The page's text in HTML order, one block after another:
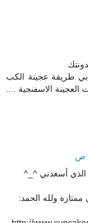
طريقة عجينة الكب
الاسفنجية ....
أسعدني ^_^
ولله الحمد: